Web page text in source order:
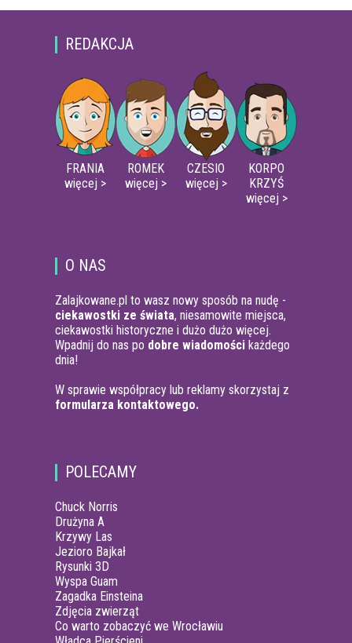
REDAKCJA
FRANIA
więcej >
ROMEK
więcej >
CZESIO
więcej >
KORPO
KRZYŚ
więcej >
O NAS
Zalajkowane.pl to wasz nowy sposób na nudę -
ciekawostki ze świata, niesamowite miejsca,
ciekawostki historyczne i dużo dużo więcej.
Wpadnij do nas po dobre wiadomości każdego
dnia!
W sprawie współpracy lub reklamy skorzystaj z
formularza kontaktowego.
POLECAMY
Chuck Norris
Drużyna A
Krzywy Las
Jezioro Bajkał
Rysunki 3D
Wyspa Guam
Zagadka Einsteina
Zdjęcia zwierząt
Co warto zobaczyć we Wrocławiu